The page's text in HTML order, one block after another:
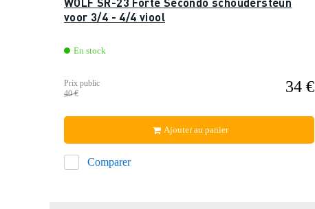
voor 3/4 - 4/4 viool
En stock
Prix public
40 €
34 €
Comparer
Ajouter au panier